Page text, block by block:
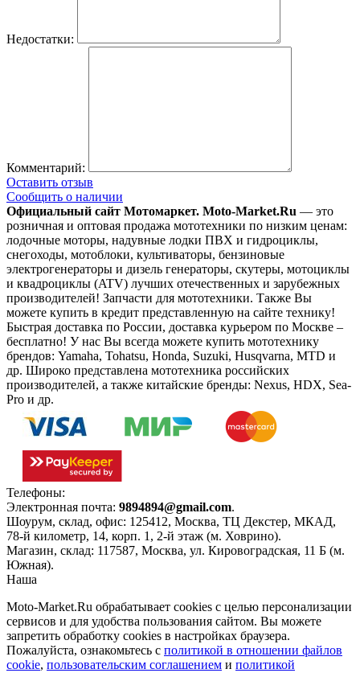
Недостатки:
Комментарий:
Оставить отзыв
Сообщить о наличии
Официальный сайт Мотомаркет. Moto-Market.Ru — это
розничная и оптовая продажа мототехники по низким ценам:
лодочные моторы, надувные лодки ПВХ и гидроциклы,
снегоходы, мотоблоки, культиваторы, бензиновые
электрогенераторы и дизель генераторы, скутеры, мотоциклы
и квадроциклы (ATV) лучших отечественных и зарубежных
производителей! Запчасти для мототехники. Также Вы
можете купить в кредит представленную на сайте технику!
Быстрая доставка по России, доставка курьером по Москве –
бесплатно! У нас Вы всегда можете купить мототехнику
брендов: Yamaha, Tohatsu, Honda, Suzuki, Husqvarna, MTD и
др. Широко представлена мототехника российских
производителей, а также китайские бренды: Nexus, HDX, Sea-
Pro и др.
Телефоны:
Электронная почта: 9894894@gmail.com.
Шоурум, склад, офис: 125412, Москва, ТЦ Декстер, МКАД,
78-й километр, 14, корп. 1, 2-й этаж (м. Ховрино).
Магазин, склад: 117587, Москва, ул. Кировоградская, 11 Б (м.
Южная).
Наша
Moto-Market.Ru обрабатывает сookies с целью персонализации
сервисов и для удобства пользования сайтом. Вы можете
запретить обработку сookies в настройках браузера.
Пожалуйста, ознакомьтесь с политикой в отношении файлов
cookie, пользовательским соглашением и политикой